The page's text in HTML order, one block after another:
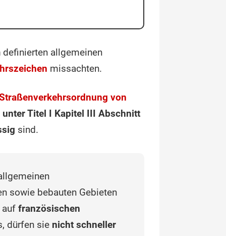
allgemeinen
missachten.
von
unter Titel I Kapitel III Abschnitt
sind.
sowie bebauten Gebieten
auf französischen
dürfen sie nicht schneller